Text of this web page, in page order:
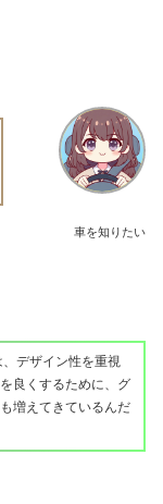
車を知りたい
デザイン性を重視
良くするために、グ
増えてきているんだ